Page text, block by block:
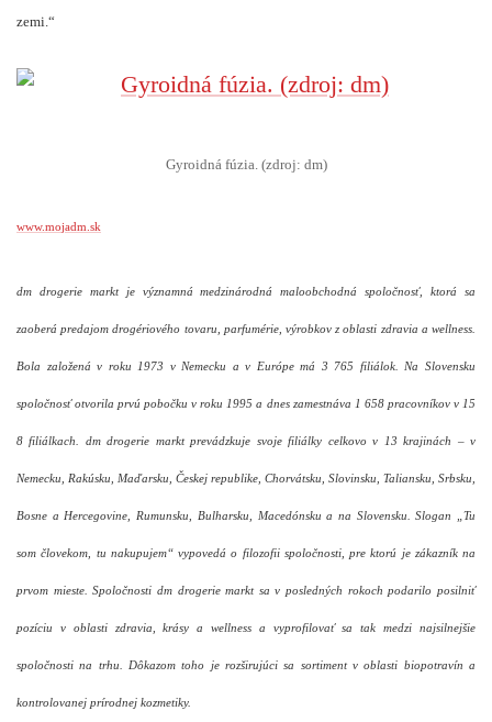
zemi.“
Gyroidná fúzia. (zdroj: dm)
www.mojadm.sk
dm drogerie markt je významná medzinárodná maloobchodná spoločnosť, ktorá sa
zaoberá predajom drogériového tovaru, parfumérie, výrobkov z oblasti zdravia a wellness.
Bola založená v roku 1973 v Nemecku a v Európe má 3 765 filiálok. Na Slovensku
spoločnosť otvorila prvú pobočku v roku 1995 a dnes zamestnáva 1 658 pracovníkov v 15
8 filiálkach. dm drogerie markt prevádzkuje svoje filiálky celkovo v 13 krajinách – v
Nemecku, Rakúsku, Maďarsku, Českej republike, Chorvátsku, Slovinsku, Taliansku, Srbsku,
Bosne a Hercegovine, Rumunsku, Bulharsku, Macedónsku a na Slovensku. Slogan „Tu
som človekom, tu nakupujem“ vypovedá o filozofii spoločnosti, pre ktorú je zákazník na
prvom mieste. Spoločnosti dm drogerie markt sa v posledných rokoch podarilo posilniť
pozíciu v oblasti zdravia, krásy a wellness a vyprofilovať sa tak medzi najsilnejšie
spoločnosti na trhu. Dôkazom toho je rozširujúci sa sortiment v oblasti biopotravín a
kontrolovanej prírodnej kozmetiky.